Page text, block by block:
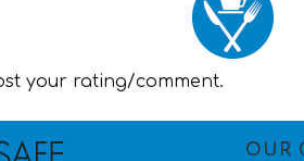
your rating/comment.
OUR